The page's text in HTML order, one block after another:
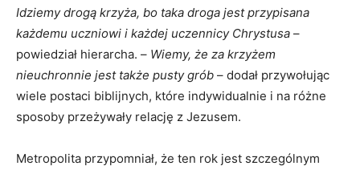
Idziemy drogą krzyża, bo taka droga jest przypisana
każdemu uczniowi i każdej uczennicy Chrystusa –
powiedział hierarcha. – Wiemy, że za krzyżem
nieuchronnie jest także pusty grób – dodał przywołując
wiele postaci biblijnych, które indywidualnie i na różne
sposoby przeżywały relację z Jezusem.
Metropolita przypomniał, że ten rok jest szczególnym